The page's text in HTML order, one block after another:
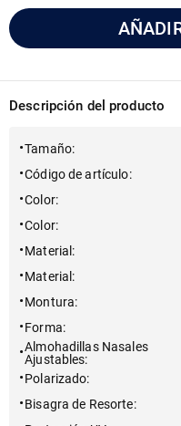
Descripción del producto
Tamaño:
Código de artículo:
Color:
Color:
Material :
Material :
Montura:
Forma:
Almohadillas Nasales
Ajustables:
Polarizado:
Bisagra de Resorte: